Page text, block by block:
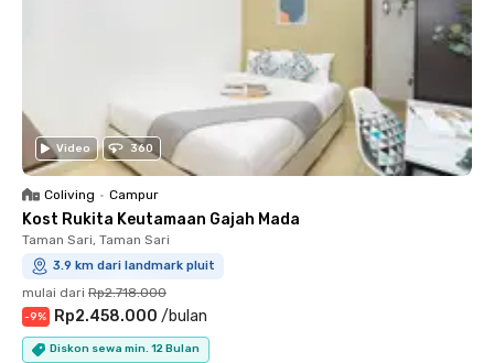
Video 360
Coliving • Campur
Kost Rukita Keutamaan Gajah Mada
Taman Sari, Taman Sari
3.9 km dari landmark pluit
mulai dari Rp2.718.000
-9% Rp2.458.000 /bulan
Diskon sewa min. 12 Bulan